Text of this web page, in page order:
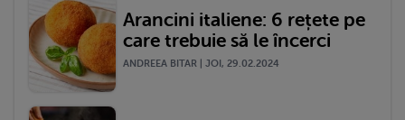
Arancini italiene: 6 rețete pe
care trebuie să le încerci
ANDREEA BITAR | JOI, 29.02.2024